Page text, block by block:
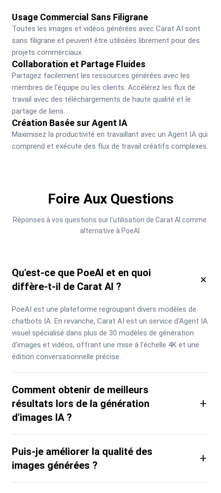
Usage Commercial Sans Filigrane
Toutes les images et vidéos générées avec Carat AI sont
sans filigrane et peuvent être utilisées librement pour des
projets commerciaux.
Collaboration et Partage Fluides
Partagez facilement les ressources générées avec les
membres de l'équipe ou les clients. Accélérez les flux de
travail avec des téléchargements de haute qualité et le
partage de liens.
Création Basée sur Agent IA
Maximisez la productivité en travaillant avec un Agent IA qui
comprend et exécute des flux de travail créatifs complexes.
Foire Aux Questions
Réponses à vos questions sur l'utilisation de Carat AI comme
alternative à PoeAI.
Qu'est-ce que PoeAI et en quoi
diffère-t-il de Carat AI ?
×
PoeAI est une plateforme regroupant divers modèles de
chatbots IA. En revanche, Carat AI est un service d'Agent IA
visuel spécialisé dans plus de 30 modèles de génération
d'images et vidéos, offrant une mise à l'échelle 4K et une
édition conversationnelle précise.
Comment obtenir de meilleurs
résultats lors de la génération
d'images IA ?
+
Puis-je améliorer la qualité des
images générées ?
+